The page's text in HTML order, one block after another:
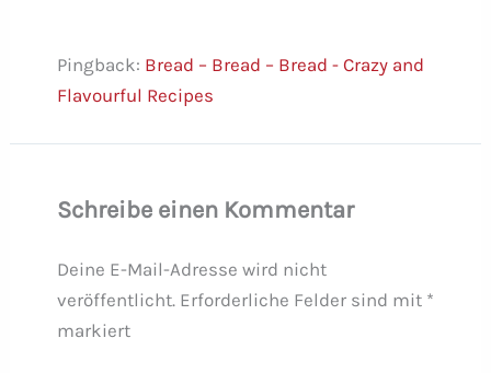
Pingback: Bread – Bread – Bread - Crazy and
Flavourful Recipes
Schreibe einen Kommentar
Deine E-Mail-Adresse wird nicht
veröffentlicht. Erforderliche Felder sind mit *
markiert